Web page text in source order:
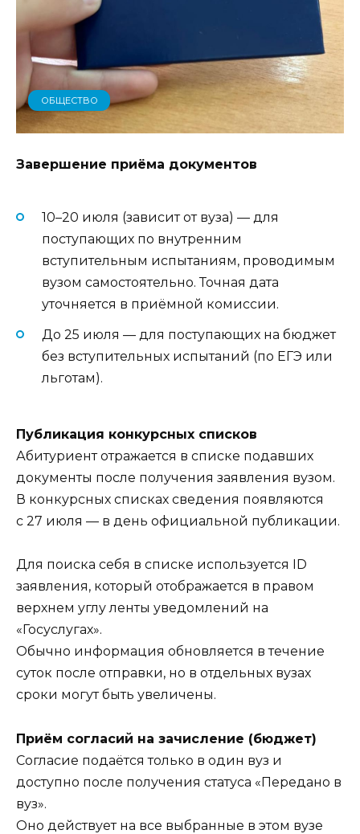
ОБЩЕСТВО
Завершение приёма документов
10–20 июля (зависит от вуза) — для
поступающих по внутренним
вступительным испытаниям, проводимым
вузом самостоятельно. Точная дата
уточняется в приёмной комиссии.
До 25 июля — для поступающих на бюджет
без вступительных испытаний (по ЕГЭ или
льготам).
Публикация конкурсных списков
Абитуриент отражается в списке подавших
документы после получения заявления вузом.
В конкурсных списках сведения появляются
с 27 июля — в день официальной публикации.
Для поиска себя в списке используется ID
заявления, который отображается в правом
верхнем углу ленты уведомлений на
«Госуслугах».
Обычно информация обновляется в течение
суток после отправки, но в отдельных вузах
сроки могут быть увеличены.
Приём согласий на зачисление (бюджет)
Согласие подаётся только в один вуз и
доступно после получения статуса «Передано в
вуз».
Оно действует на все выбранные в этом вузе